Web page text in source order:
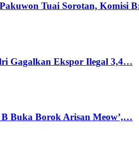
Tuai Sorotan, Komisi
Gagalkan Ekspor Ilegal 3,4…
Buka Borok Arisan Meow’,…